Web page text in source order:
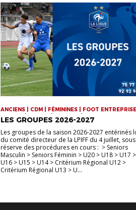
ANCIENS | CDM | FÉMININES | FOOT ENTREPRISE
FUTSAL | JEUNES | SENIORS | VIE DE LA LIGUE
LES GROUPES 2026-2027
Les groupes de la saison 2026-2027 entérinés
du comité directeur de la LPIFF du 4 juillet, sous
réserve des procédures en cours : > Seniors
Masculin > Seniors Féminin > U20 > U18 > U17 >
U16 > U15 > U14 > Critérium Régional U12 >
Critérium Régional U13 > U...